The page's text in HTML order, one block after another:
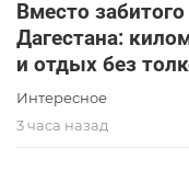
Вместо
Дагестана:
и отдых без
Интересное
3 часа назад